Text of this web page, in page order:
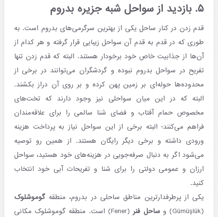
۵. بازدید از سواحل شبه جزیره بدروم
قدم زدن در کنار ساحل یکی از بهترین سرگرمی‌های بدروم است. به
طوری که در قدم به قدم آن سواحل زیبایی قرار گرفته و هر کدام از
آن‌ها از جذابیت خاص خود برخودار هستند. البته که قدم زدن تنها
تفریح در سواحل بدروم نبوده و گردشگران می‌توانند در برخی از
محدوده‌ها حوله‌ای بر زمین پهن کرده و بر روی آن دراز بکشند.
البته که در این میان سواحلی نیز وجود دارند که تخت‌های
مخصوص حمام آفتاب و فضای شنا سالمی را برای علاقه‌مندان
فراهم می‌کنند؛ البته برخی از این سواحل نیاز به پرداخت هزینه
ورودی داشته و برخی دیگر رایگان هستند. از همین رو توصیه
می‌شود اگر به دنبال صرفه‌جویی در هزینه‌های خود هستید، سواحل
ارزان و عمومی دولتی را برای شنا و تفریحات آبی خود انتخاب
کنید.
یکی از پرطرفدارترین مناطق ساحلی در بدروم، منطقهگوموشلوک
(Gümüşlük) و
ساحل فنر
(Fener) است. منطقه گوموشلوک مکانی